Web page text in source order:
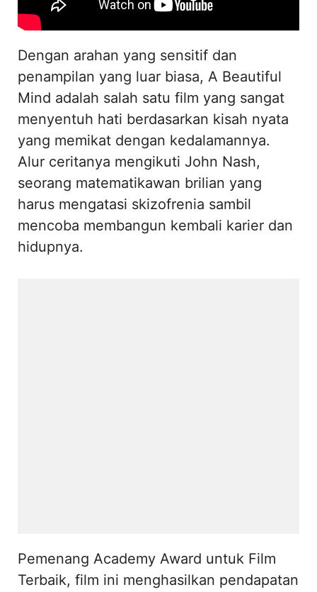
Dengan arahan yang sensitif dan
penampilan yang luar biasa, A Beautiful
Mind adalah salah satu film yang sangat
menyentuh hati berdasarkan kisah nyata
yang memikat dengan kedalamannya.
Alur ceritanya mengikuti John Nash,
seorang matematikawan brilian yang
harus mengatasi skizofrenia sambil
mencoba membangun kembali karier dan
hidupnya.
Pemenang Academy Award untuk Film
Terbaik, film ini menghasilkan pendapatan